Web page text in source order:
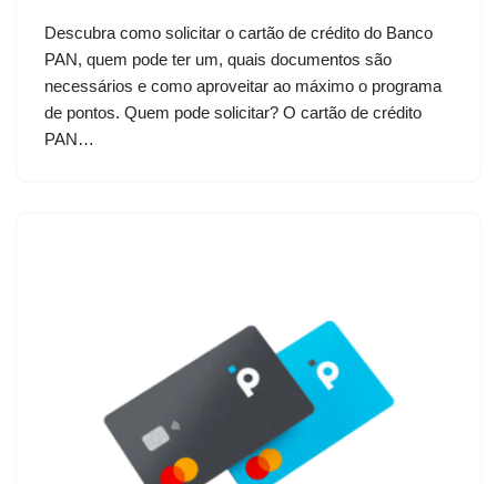
Descubra como solicitar o cartão de crédito do Banco
PAN, quem pode ter um, quais documentos são
necessários e como aproveitar ao máximo o programa
de pontos. Quem pode solicitar? O cartão de crédito
PAN…